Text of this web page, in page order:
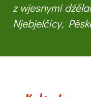
z wjesnymi
Njebjelčicy,